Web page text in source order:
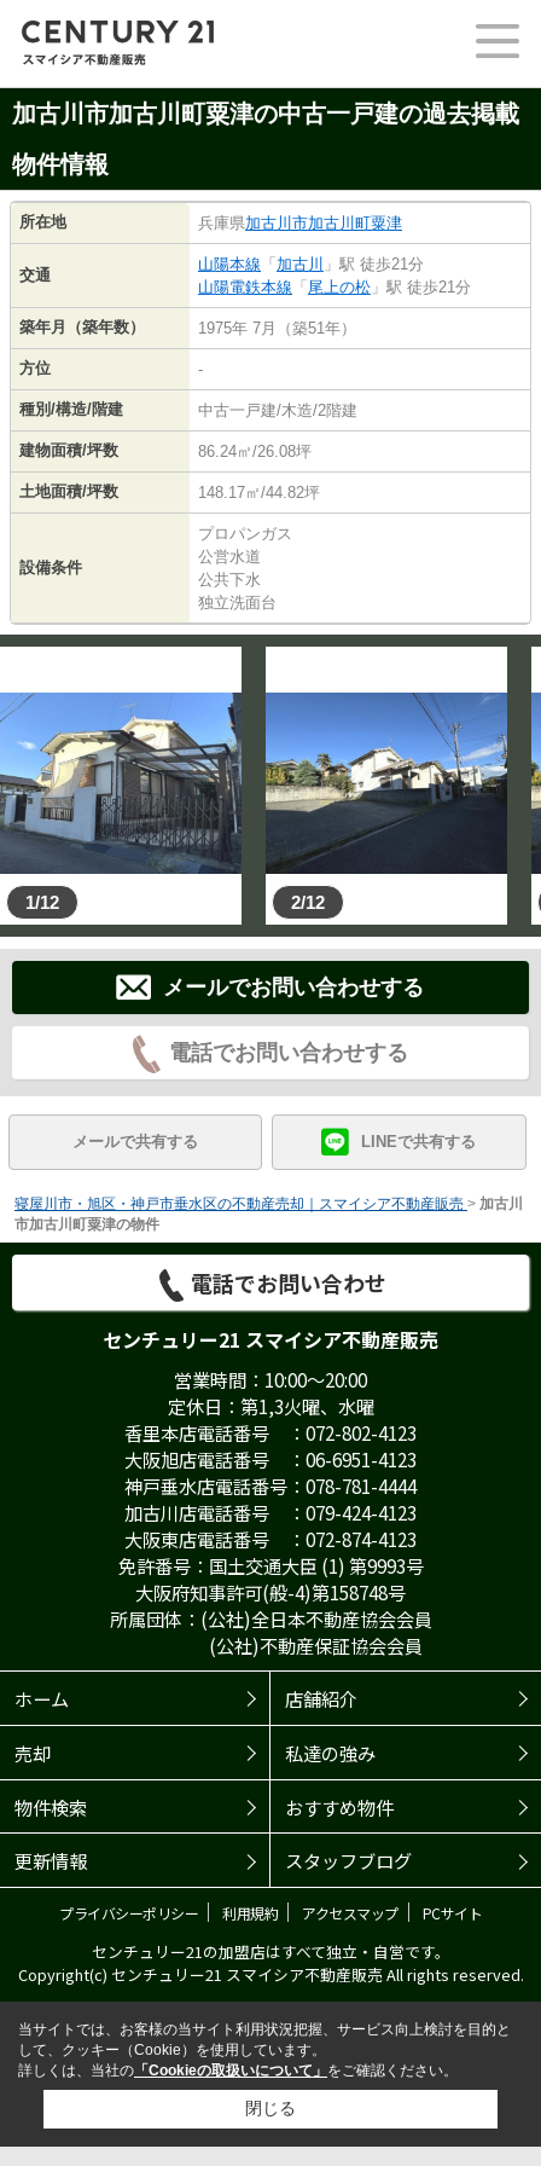
加古川市加古川町粟津の中古一戸建の過去掲載
物件情報
所在地 兵庫県加古川市加古川町粟津
交通
山陽本線 「加古川 」駅 徒歩21分
山陽電鉄本線 「尾上の松 」駅 徒歩21分
築年月（築年数） 1975年 7月（築51年）
方位 -
種別/構造/階建 中古一戸建/木造/2階建
建物面積/坪数 86.24㎡/26.08坪
土地面積/坪数 148.17㎡/44.82坪
設備条件
プロパンガス
公営水道
公共下水
独立洗面台
1/12 2/12
メールでお問い合わせする
電話でお問い合わせする
メールで共有する LINEで共有する
寝屋川市・旭区・神戸市垂水区の不動産売却｜スマイシア不動産販売 > 加古川
市加古川町粟津の物件
電話でお問い合わせ
センチュリー21 スマイシア不動産販売
営業時間：10:00～20:00
定休日：第1,3火曜、水曜
香里本店電話番号 ：072-802-4123
大阪旭店電話番号 ：06-6951-4123
神戸垂水店電話番号：078-781-4444
加古川店電話番号 ：079-424-4123
大阪東店電話番号 ：072-874-4123
免許番号：国土交通大臣 (1) 第9993号
大阪府知事許可(般-4)第158748号
所属団体：(公社)全日本不動産協会会員
(公社)不動産保証協会会員
ホーム
店舗紹介
売却 私達の強み
物件検索 おすすめ物件
更新情報 スタッフブログ
プライバシーポリシー ｜ 利用規約｜ アクセスマップ｜ PCサイト
センチュリー21の加盟店はすべて独立・自営です。
Copyright(c) センチュリー21 スマイシア不動産販売 All rights reserved.
当サイトでは、お客様の当サイト利用状況把握、サービス向上検討を目的と
して、クッキー（Cookie）を使用しています。
詳しくは、当社の 「Cookieの取扱いについて」 をご確認ください。
閉じる